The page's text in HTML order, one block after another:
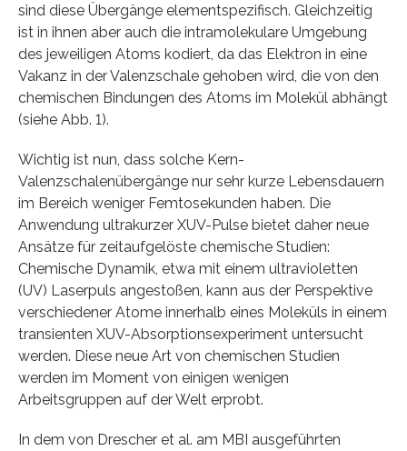
sind diese Übergänge elementspezifisch. Gleichzeitig
ist in ihnen aber auch die intramolekulare Umgebung
des jeweiligen Atoms kodiert, da das Elektron in eine
Vakanz in der Valenzschale gehoben wird, die von den
chemischen Bindungen des Atoms im Molekül abhängt
(siehe Abb. 1).
Wichtig ist nun, dass solche Kern-
Valenzschalenübergänge nur sehr kurze Lebensdauern
im Bereich weniger Femtosekunden haben. Die
Anwendung ultrakurzer XUV-Pulse bietet daher neue
Ansätze für zeitaufgelöste chemische Studien:
Chemische Dynamik, etwa mit einem ultravioletten
(UV) Laserpuls angestoßen, kann aus der Perspektive
verschiedener Atome innerhalb eines Moleküls in einem
transienten XUV-Absorptionsexperiment untersucht
werden. Diese neue Art von chemischen Studien
werden im Moment von einigen wenigen
Arbeitsgruppen auf der Welt erprobt.
In dem von Drescher et al. am MBI ausgeführten